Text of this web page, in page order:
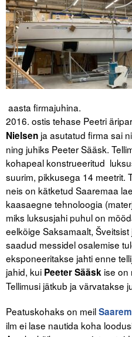
aasta firmajuhina.
2016. ostis tehase Peetri
Nielsen ja asutatud firma sai
ning juhiks Peeter Sääsk.
kohapeal konstrueeritud
suurim, pikkusega 14 meetrit.
neis on kätketud Saaremaa
kaasaegne tehnoloogia
miks luksusjahi puhul on
eelkõige Saksamaalt,
saadud messidel osalemise
eksponeeritakse jahti enne
jahid, kui Peeter Sääsk ise on
Tellimusi jätkub ja värvatakse
Peatuskohaks on meil
ilm ei lase nautida koha